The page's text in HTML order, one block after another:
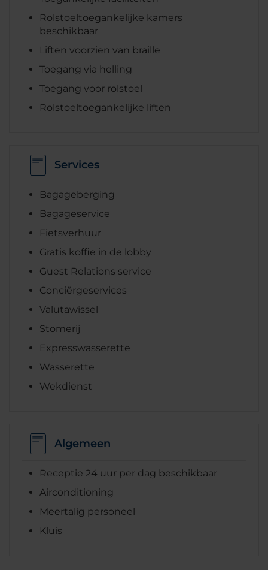
Rolstoeltoegankelijke kamers
beschikbaar
Liften voorzien van braille
Toegang via helling
Toegang voor rolstoel
Rolstoeltoegankelijke liften
Services
Bagageberging
Bagageservice
Fietsverhuur
Gratis koffie in de lobby
Guest Relations service
Conciërgeservices
Valutawissel
Stomerij
Expresswasserette
Wasserette
Wekdienst
Algemeen
Receptie 24 uur per dag beschikbaar
Airconditioning
Meertalig personeel
Kluis